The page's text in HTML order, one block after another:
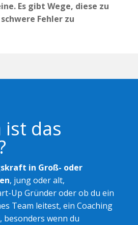
Es gibt Wege, diese zu
Fehler zu
ist das
in Groß- oder
, jung oder alt,
Up Gründer oder ob du ein
Team leitest, ein Coaching
besonders wenn du